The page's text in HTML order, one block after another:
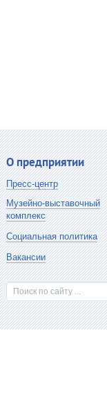
О предприятии
Пресс-центр
Музейно-выставочный
комплекс
Социальная политика
Вакансии
Поиск по сайту ...